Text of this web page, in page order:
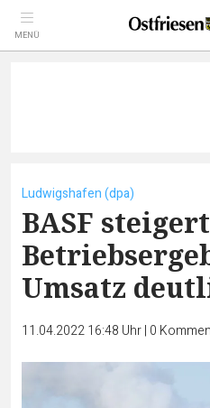
MENÜ
Ludwigshafen (dpa)
BASF steigert
Umsatz
11.04.2022 16:48 Uhr| 0